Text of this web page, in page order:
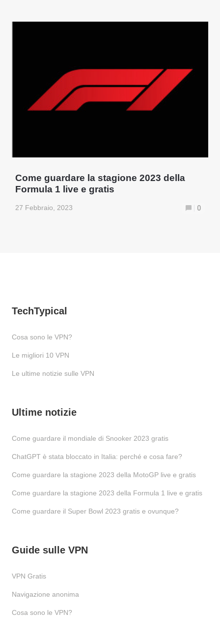
Come guardare la stagione 2023 della
Formula 1 live e gratis
27 Febbraio, 2023 0
TechTypical
Cosa sono le VPN?
Le migliori 10 VPN
Le ultime notizie sulle VPN
Ultime notizie
Come guardare il mondiale di Snooker 2023 gratis
ChatGPT è stata bloccato in Italia: perché e cosa fare?
Come guardare la stagione 2023 della MotoGP live e gratis
Come guardare la stagione 2023 della Formula 1 live e gratis
Come guardare il Super Bowl 2023 gratis e ovunque?
Guide sulle VPN
VPN Gratis
Navigazione anonima
Cosa sono le VPN?